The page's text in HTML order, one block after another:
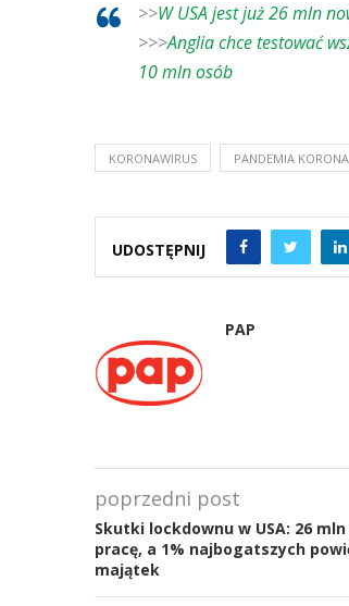
>>W USA jest już 26 mln
>>>Anglia chce testować
10 mln osób
KORONAWIRUS PANDEMIA
UDOSTĘPNIJ
PAP
poprzedni post
Skutki lockdownu w USA: 26
pracę, a 1% najbogatszych
majątek